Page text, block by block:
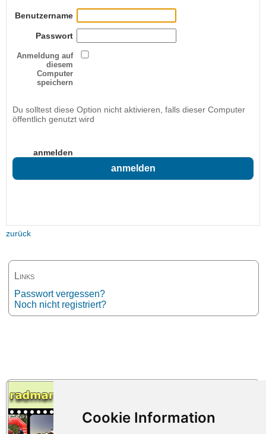
Links
Passwort vergessen?
Noch nicht registriert?
Benutzername
Passwort
Anmeldung auf
diesem
Computer
speichern
Du solltest diese Option nicht aktivieren, falls dieser Computer
öffentlich genutzt wird
anmelden
zurück